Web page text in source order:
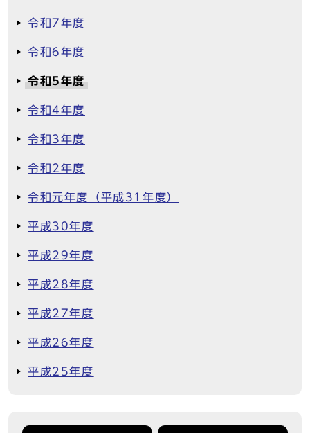
令和7年度
令和6年度
令和5年度
令和4年度
令和3年度
令和2年度
令和元年度（平成31年度）
平成30年度
平成29年度
平成28年度
平成27年度
平成26年度
平成25年度